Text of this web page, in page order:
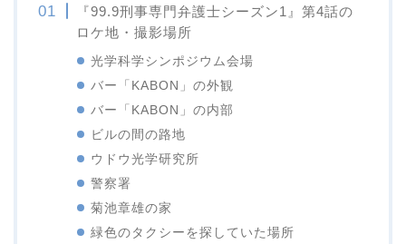
『99.9刑事専門弁護士シーズン1』第4話の
ロケ地・撮影場所
光学科学シンポジウム会場
バー「KABON」の外観
バー「KABON」の内部
ビルの間の路地
ウドウ光学研究所
警察署
菊池章雄の家
緑色のタクシーを探していた場所